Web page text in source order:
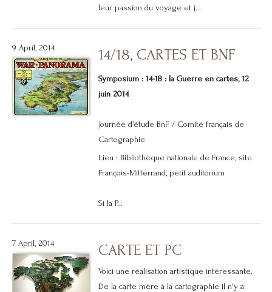
leur passion du voyage et j...
9 April, 2014 14/18, CARTES ET BNF
Symposium : 14-18 : la Guerre en cartes, 12
juin 2014
Journée d’étude BnF / Comité français de
Cartographie
Lieu : Bibliothèque nationale de France, site
François-Mitterrand, petit auditorium
Si la P...
7 April, 2014 CARTE ET PC
Voici une réalisation artistique intéressante.
De la carte mère à la cartographie il n'y a